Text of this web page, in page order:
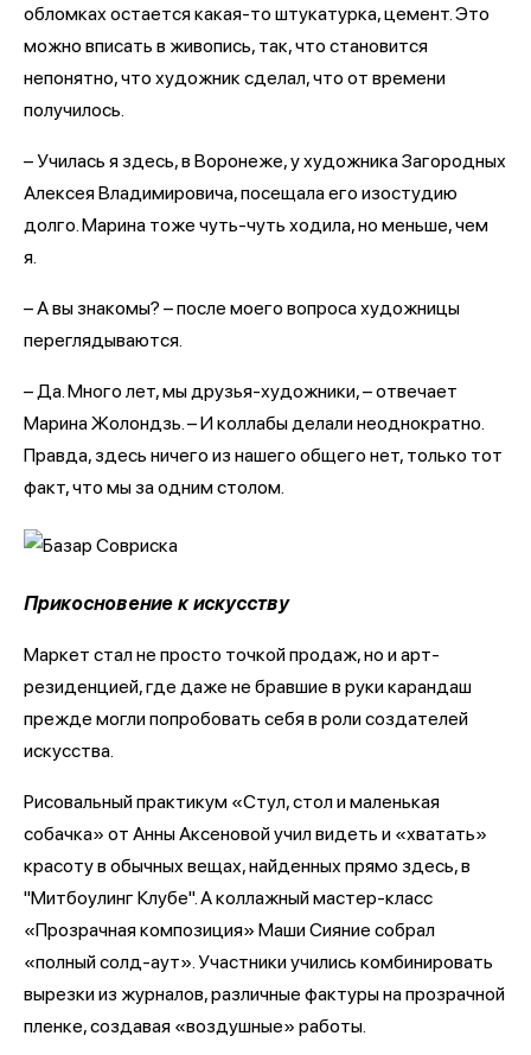
обломках остается какая-то штукатурка, цемент. Это
можно вписать в живопись, так, что становится
непонятно, что художник сделал, что от времени
получилось.
– Училась я здесь, в Воронеже, у художника Загородных
Алексея Владимировича, посещала его изостудию
долго. Марина тоже чуть-чуть ходила, но меньше, чем
я.
– А вы знакомы? – после моего вопроса художницы
переглядываются.
– Да. Много лет, мы друзья-художники, – отвечает
Марина Жолондзь. – И коллабы делали неоднократно.
Правда, здесь ничего из нашего общего нет, только тот
факт, что мы за одним столом.
Прикосновение к искусству
Маркет стал не просто точкой продаж, но и арт-
резиденцией, где даже не бравшие в руки карандаш
прежде могли попробовать себя в роли создателей
искусства.
Рисовальный практикум «Стул, стол и маленькая
собачка» от Анны Аксеновой учил видеть и «хватать»
красоту в обычных вещах, найденных прямо здесь, в
"Митбоулинг Клубе". А коллажный мастер-класс
«Прозрачная композиция» Маши Сияние собрал
«полный солд-аут». Участники учились комбинировать
вырезки из журналов, различные фактуры на прозрачной
пленке, создавая «воздушные» работы.